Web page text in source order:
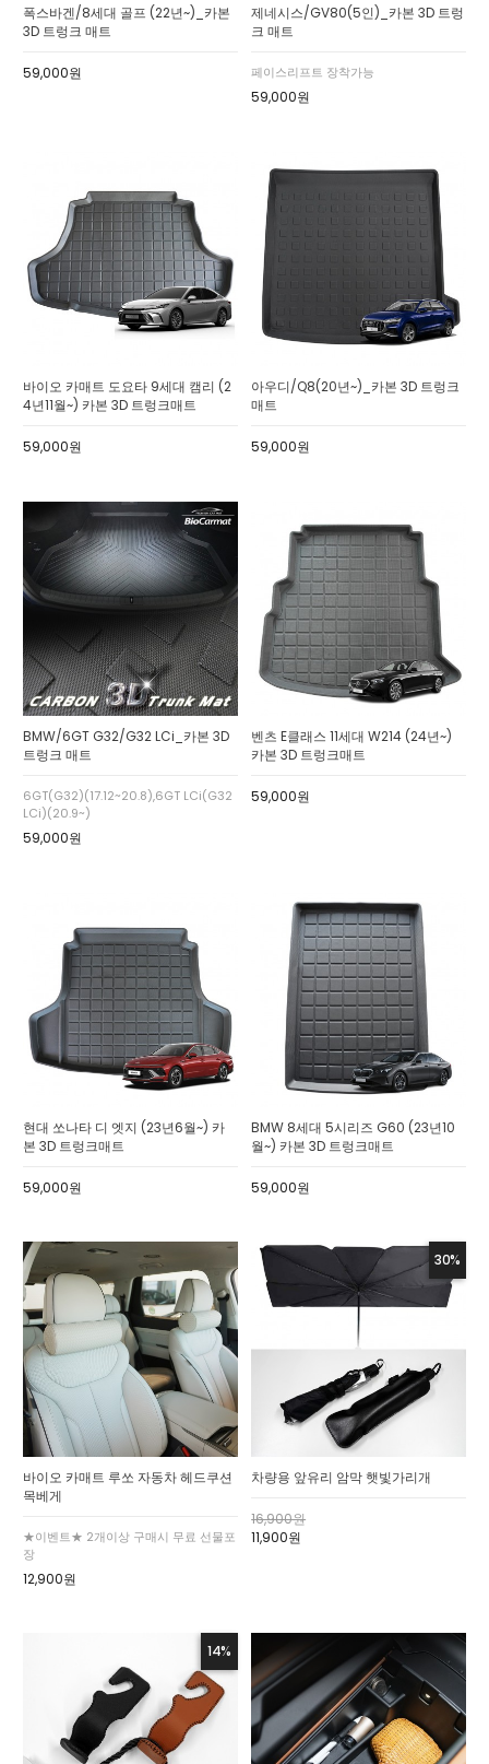
폭스바겐/8세대 골프 (22년~)_카본
3D 트렁크 매트
59,000원
제네시스/GV80(5인)_카본 3D 트렁
크 매트
페이스리프트 장착가능
59,000원
바이오 카매트 도요타 9세대 캠리 (2
4년11월~) 카본 3D 트렁크매트
59,000원
아우디/Q8(20년~)_카본 3D 트렁크
매트
59,000원
BMW/6GT G32/G32 LCi_카본 3D
트렁크 매트
6GT(G32)(17.12~20.8),6GT LCi(G32
LCi)(20.9~)
59,000원
벤츠 E클래스 11세대 W214 (24년~)
카본 3D 트렁크매트
59,000원
현대 쏘나타 디 엣지 (23년6월~) 카
본 3D 트렁크매트
59,000원
BMW 8세대 5시리즈 G60 (23년10
월~) 카본 3D 트렁크매트
59,000원
바이오 카매트 루쏘 자동차 헤드쿠션
목베게
★이벤트★ 2개이상 구매시 무료 선물포
장
12,900원
30%
차량용 앞유리 암막 햇빛가리개
16,900원
11,900원
14%